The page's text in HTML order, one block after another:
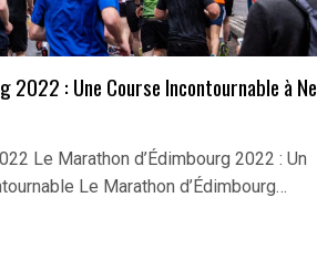
2022 : Une Course Incontournable à Ne
Le Marathon d’Édimbourg 2022 : Un
Le Marathon d’Édimbourg…